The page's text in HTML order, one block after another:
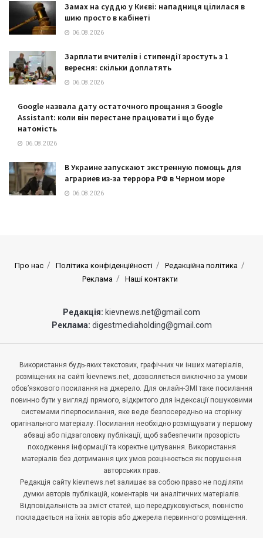
Замах на суддю у Києві: нападниця цілилася в
шию просто в кабінеті
06.08.2026
Зарплати вчителів і стипендії зростуть з 1
вересня: скільки доплатять
06.08.2026
Google назвала дату остаточного прощання з Google
Assistant: коли він перестане працювати і що буде
натомість
06.08.2026
В Украине запускают экстренную помощь для
аграриев из-за террора РФ в Черном море
06.08.2026
Про нас Політика конфіденційності
Редакційна політика
Реклама
Наші контакти
Редакція: kievnews.net@gmail.com
Реклама: digestmediaholding@gmail.com
Використання будь-яких текстових, графічних чи інших матеріалів,
розміщених на сайті kievnews.net, дозволяється виключно за умови
обов’язкового посилання на джерело. Для онлайн-ЗМІ таке посилання
повинно бути у вигляді прямого, відкритого для індексації пошуковими
системами гіперпосилання, яке веде безпосередньо на сторінку
оригінального матеріалу. Посилання необхідно розміщувати у першому
абзаці або підзаголовку публікації, щоб забезпечити прозорість
походження інформації та коректне цитування. Використання
матеріалів без дотримання цих умов розцінюється як порушення
авторських прав.
Редакція сайту kievnews.net залишає за собою право не поділяти
думки авторів публікацій, коментарів чи аналітичних матеріалів.
Відповідальність за зміст статей, що передруковуються, повністю
покладається на їхніх авторів або джерела первинного розміщення.